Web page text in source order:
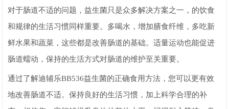
对于肠道不适的问题，益生菌只是众多解决方案之一，的饮食
和规律的生活习惯同样重要。多喝水，增加膳食纤维，多吃新
鲜水果和蔬菜，这些都是改善肠道的基础。适量运动也能促进
肠道蠕动，保持的生活方式对肠道的维护至关重要。
通过了解迪辅乐BB536益生菌的正确食用方法，您可以更有效
地改善肠道不适。保持良好的生活习惯，加上科学合理的补